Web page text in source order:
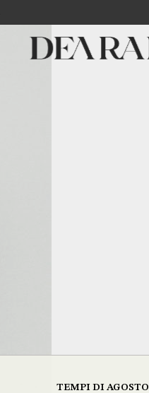
TEMPI DI AGOSTO